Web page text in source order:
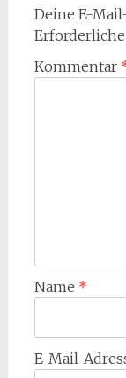
Deine E-
Kommentar
Name *
E-Mail-